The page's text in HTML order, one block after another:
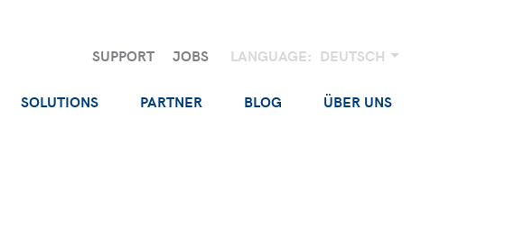
SUPPORT JOBS LANGUAGE: DEUTSCH
SOLUTIONS PARTNER BLOG ÜBER UNS